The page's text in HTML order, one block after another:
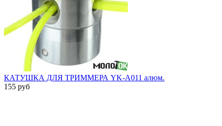
КАТУШКА ДЛЯ ТРИММЕРА YK-A011 алюм.
155 руб